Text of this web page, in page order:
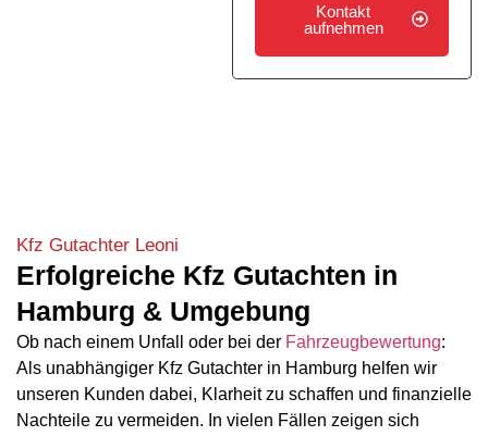
Kontakt
aufnehmen
Kfz Gutachter Leoni
Erfolgreiche Kfz Gutachten in
Hamburg & Umgebung
Ob nach einem Unfall oder bei der Fahrzeugbewertung:
Als unabhängiger Kfz Gutachter in Hamburg helfen wir
unseren Kunden dabei, Klarheit zu schaffen und finanzielle
Nachteile zu vermeiden. In vielen Fällen zeigen sich